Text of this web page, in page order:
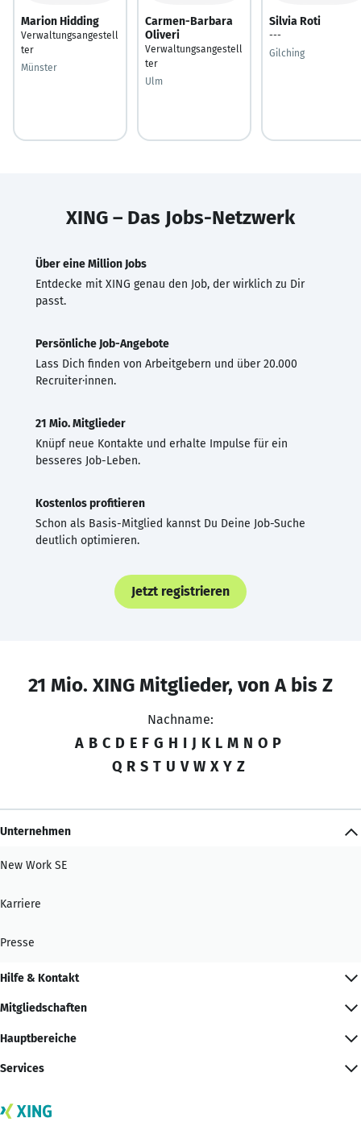
Marion Hidding
Verwaltungsangestell
ter
Münster
Carmen-Barbara
Oliveri
Verwaltungsangestell
ter
Ulm
Silvia Roti
---
Gilching
XING – Das Jobs-Netzwerk
Über eine Million Jobs
Entdecke mit XING genau den Job, der wirklich zu Dir
passt.
Persönliche Job-Angebote
Lass Dich finden von Arbeitgebern und über 20.000
Recruiter·innen.
21 Mio. Mitglieder
Knüpf neue Kontakte und erhalte Impulse für ein
besseres Job-Leben.
Kostenlos profitieren
Schon als Basis-Mitglied kannst Du Deine Job-Suche
deutlich optimieren.
Jetzt registrieren
21 Mio. XING Mitglieder, von A bis Z
Nachname:
A B C D E F G H I J K L M N O P
Q R S T U V W X Y Z
Unternehmen
New Work SE
Karriere
Presse
Hilfe & Kontakt
Mitgliedschaften
Hauptbereiche
Services